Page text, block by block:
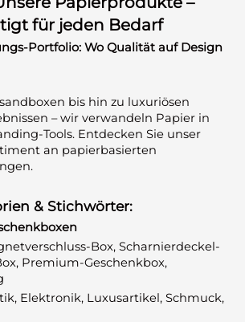
für jeden Bedarf
Portfolio: Wo Qualität auf Design
bis hin zu luxuriösen
– wir verwandeln Papier in
Tools. Entdecken Sie unser
an papierbasierten
& Stichwörter:
Box, Scharnierdeckel-
Premium-Geschenkbox,
Elektronik, Luxusartikel, Schmuck,